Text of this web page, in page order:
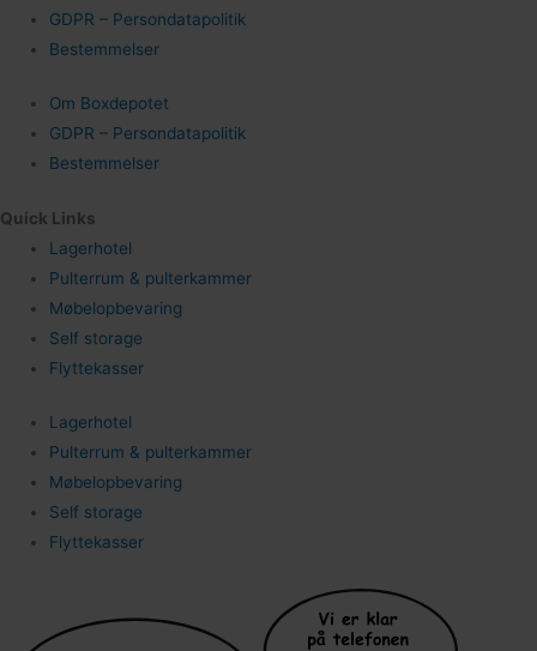
GDPR – Persondatapolitik
Bestemmelser
Om Boxdepotet
GDPR – Persondatapolitik
Bestemmelser
Quick Links
Lagerhotel
Pulterrum & pulterkammer
Møbelopbevaring
Self storage
Flyttekasser
Lagerhotel
Pulterrum & pulterkammer
Møbelopbevaring
Self storage
Flyttekasser